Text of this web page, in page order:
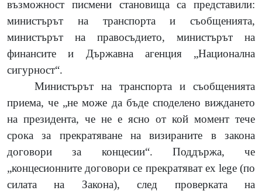
възможност писмени становища са представили:
министърът на транспорта и съобщенията,
министърът на правосъдието, министърът на
финансите и Държавна агенция „Национална
сигурност“.
Министърът на транспорта и съобщенията
приема, че „не може да бъде споделено виждането
на президента, че не е ясно от кой момент тече
срока за прекратяване на визираните в закона
договори за концесии“. Поддържа, че
„концесионните договори се прекратяват ех lege (по
силата на Закона), след проверката на